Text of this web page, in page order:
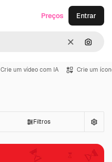
Limpar
Preços Entrar
Crie um vídeo com IA Crie um
Filtros